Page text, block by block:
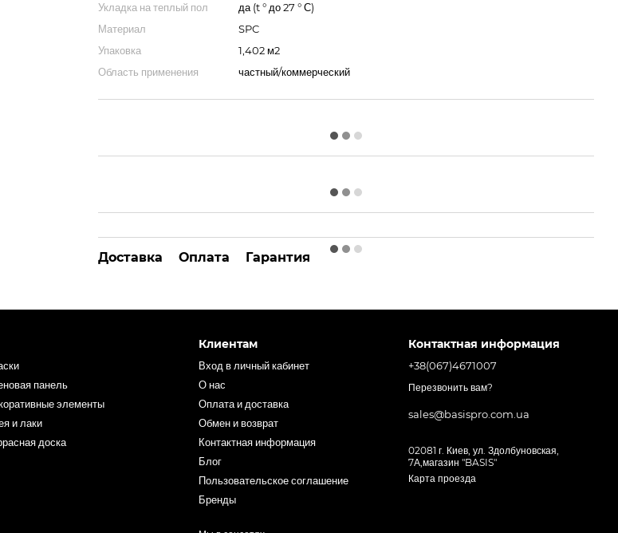
Укладка на теплый пол
да (t ° до 27 ° С)
Материал
SPC
Упаковка
1,402 м2
Область применения
частный/коммерческий
Доставка Оплата Гарантия
панель
элементы
и лаки
доска
Клиентам
Вход в личный кабинет
О нас
Оплата и доставка
Обмен и возврат
Контактная информация
Блог
Пользовательское соглашение
Бренды
Контактная информация
+38(067)4671007
Перезвонить вам?
sales@basispro.com.ua
02081 г. Киев, ул. Здолбуновская,
7А,магазин "BASIS"
Карта проезда